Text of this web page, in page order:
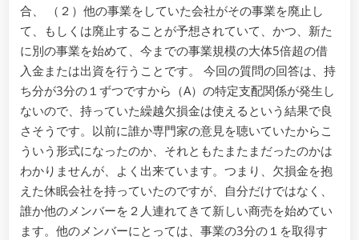
合、 （２）他の事業をしていた会社がその事業を廃止し
て、もしくは廃止することが予想されていて、かつ、新た
に別の事業を始めて、今までの事業規模の大体5倍超の借
入金または出資を行うことです。 今回の質問の回答は、持
ち分が3分の１ずつですから（A）の特定支配関係が発生し
ないので、持っていた繰越欠損金は使えるという結果で良
さそうです。以前に誰か専門家の意見を聴いていたからこ
ういう形式になったのか、それともたまたまだったのかは
わかりませんが、よく出来ています。つまり、欠損金を抱
えた休眠会社を持っていたのですが、自分だけではなく、
誰か他のメンバーを２人連れてきて新しい商売を始めてい
ます。他のメンバーにとっては、事業の3分の１を取得す